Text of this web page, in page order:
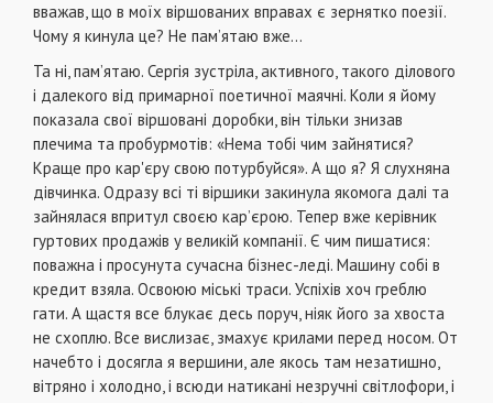
вважав, що в моїх віршованих вправах є зернятко поезії.
Чому я кинула це? Не пам’ятаю вже…
Та ні, пам’ятаю. Сергія зустріла, активного, такого ділового
і далекого від примарної поетичної маячні. Коли я йому
показала свої віршовані доробки, він тільки знизав
плечима та пробурмотів: «Нема тобі чим зайнятися?
Краще про кар'єру свою потурбуйся». А що я? Я слухняна
дівчинка. Одразу всі ті віршики закинула якомога далі та
зайнялася впритул своєю кар’єрою. Тепер вже керівник
гуртових продажів у великій компанії. Є чим пишатися:
поважна і просунута сучасна бізнес-леді. Машину собі в
кредит взяла. Освоюю міські траси. Успіхів хоч греблю
гати. А щастя все блукає десь поруч, ніяк його за хвоста
не схоплю. Все вислизає, змахує крилами перед носом. От
начебто і досягла я вершини, але якось там незатишно,
вітряно і холодно, і всюди натикані незручні світлофори, і